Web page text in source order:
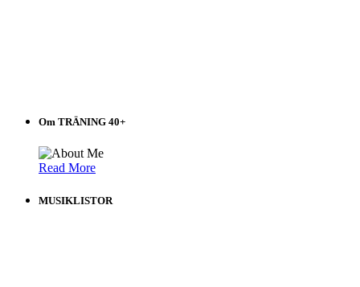
Om TRÄNING 40+
Read More
MUSIKLISTOR